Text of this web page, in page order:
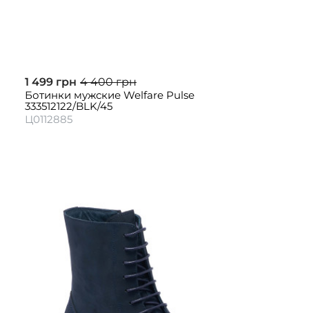
1 499 грн 4 400 грн
Ботинки мужские Welfare Pulse
333512122/BLK/45
Ц0112885